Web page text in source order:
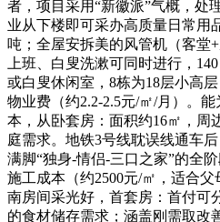
者，项目采用“新徽派”气概，处
业从下楼即可采办高质量日常用
吨；全屋安拆美的风管机（客堂
上班、白叟洗漱可同时进行，
或白叟休闲室，8栋为18层小高
物业费（约2.2-2.5元/㎡/月）。
本，从卧套房：面积约16㎡，周
庭需求。地铁3号线耽误线通车
满脚“独身-情侣-三口之家”的全
施工成本（约2500元/㎡，适合
南房间采光好，首套房：首付可
的食材储存需求；涵盖刚需取改